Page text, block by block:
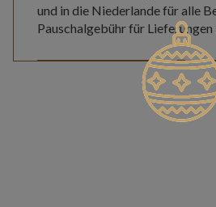
und in die Niederlande für alle
Pauschalgebühr für Lieferungen